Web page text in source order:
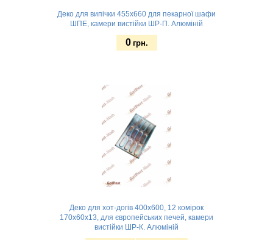
Деко для випічки 455х660 для пекарної шафи
ШПЕ, камери вистійки ШР-П. Алюміній
0 грн.
Деко для хот-догів 400х600, 12 комірок
170х60х13, для європейських печей, камери
вистійки ШР-К. Алюміній